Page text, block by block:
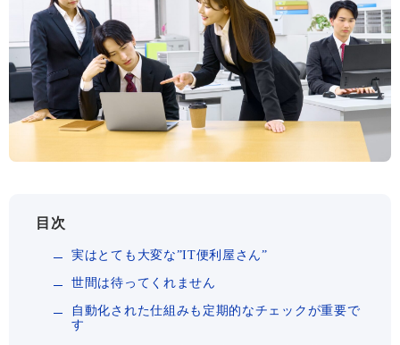
目次
実はとても大変な”IT便利屋さん”
世間は待ってくれません
自動化された仕組みも定期的なチェックが重要で
す